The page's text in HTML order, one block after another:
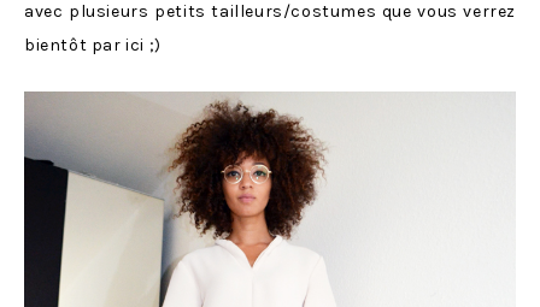
avec plusieurs petits tailleurs/costumes que vous verrez
bientôt par ici ;)